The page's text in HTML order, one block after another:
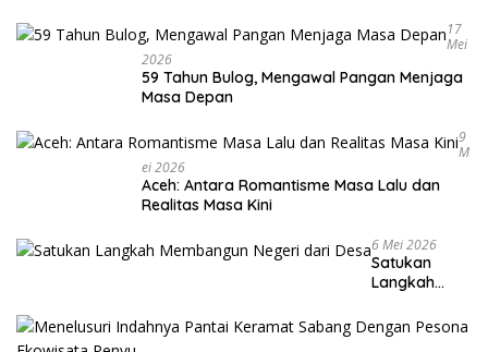
17
Mei
2026
59 Tahun Bulog, Mengawal Pangan Menjaga
Masa Depan
9
M
Ei 2026
Aceh: Antara Romantisme Masa Lalu dan
Realitas Masa Kini
6 Mei 2026
Satukan
Langkah
Negeri dari
Desa